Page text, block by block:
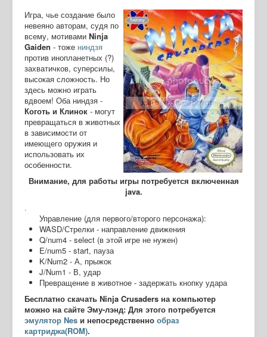
Игра, чье создание было
невеяно авторам, судя по
всему, мотивами Ninja
Gaiden - тоже ниндзя
против инопланетных (?)
захватичков, суперсилы,
высокая сложность. Но
здесь можно играть
вдвоем! Оба ниндзя -
Коготь и Клинок - могут
превращаться в животных
в зависимости от
имеющего оружия и
использовать их
особенности.
Внимание, для работы игры потребуется включенная
java.
.
Управление (для первого/второго персонажа):
WASD/Стрелки - направление движения
Q/num4 - select (в этой игре не нужен)
E/num5 - start, пауза
K/Num2 - А, прыжок
J/Num1 - В, удар
Превращение в животное - задержать кнопку удара
Бесплатно скачать Ninja Crusaders на компьютер
можно на сайте Эму-лэнд: Для этого потребуется
эмулятор Nes и непосредственно образ
картриджа(ROM).